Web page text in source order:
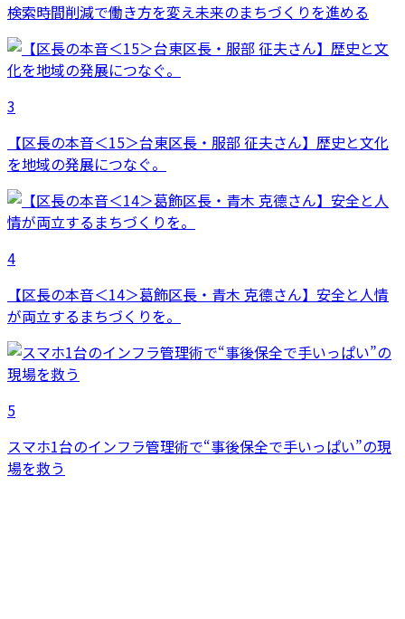
検索時間削減で働き方を変え未来のまちづくりを進める
3
【区長の本音＜15＞台東区長・服部 征夫さん】歴史と文化
を地域の発展につなぐ。
4
【区長の本音＜14＞葛飾区長・青木 克德さん】安全と人情
が両立するまちづくりを。
5
スマホ1台のインフラ管理術で“事後保全で手いっぱい”の現
場を救う